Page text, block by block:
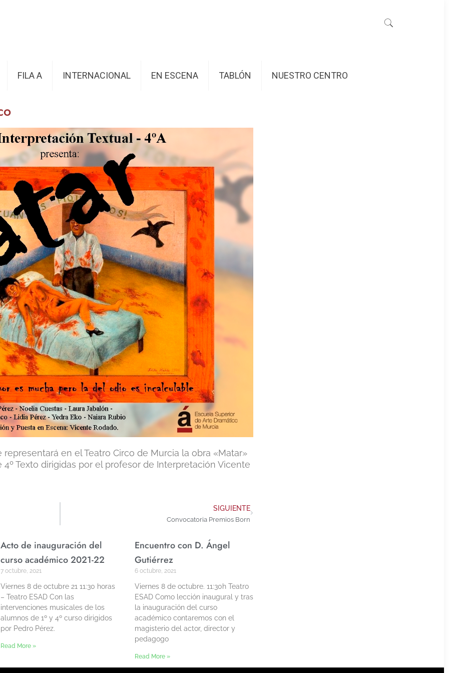
FILA A INTERNACIONAL EN ESCENA TABLÓN NUESTRO CENTRO
representará en el Teatro Circo de Murcia la obra «Matar»
Texto dirigidas por el profesor de Interpretación Vicente
SIGUIENTE
Convocatoria Premios Born
Acto de inauguración del
curso académico 2021-22
7 octubre, 2021
Viernes 8 de octubre 21 11:30 horas
– Teatro ESAD Con las
intervenciones musicales de los
alumnos de 1º y 4º curso dirigidos
por Pedro Pérez.
Read More »
Encuentro con D. Ángel
Gutiérrez
6 octubre, 2021
Viernes 8 de octubre. 11:30h Teatro
ESAD Como lección inaugural y tras
la inauguración del curso
académico contaremos con el
magisterio del actor, director y
pedagogo
Read More »